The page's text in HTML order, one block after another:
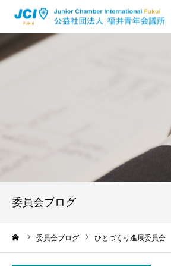
委員会ブログ
委員会ブログ ひとづくり進展委員会